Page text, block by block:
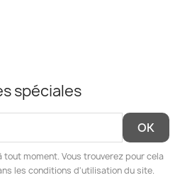
spéciales
tout moment. Vous trouverez pour cela
les conditions d'utilisation du site.